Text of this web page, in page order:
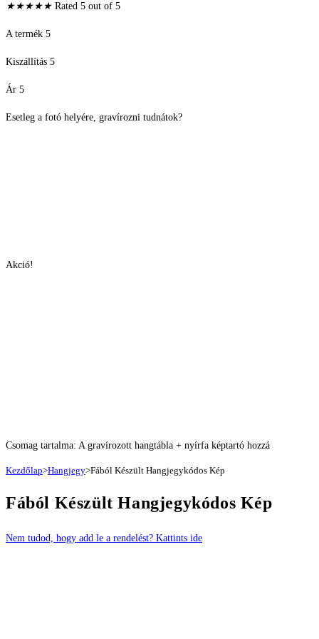
★★★★★ Rated 5 out of 5
A termék 5
Kiszállítás 5
Ár 5
Esetleg a fotó helyére, gravírozni tudnátok?
Akció!
Csomag tartalma: A gravírozott hangtábla + nyírfa képtartó hozzá
Kezdőlap>Hangjegy>Fából Készült Hangjegykódos Kép
Fából Készült Hangjegykódos Kép
Nem tudod, hogy add le a rendelést? Kattints ide